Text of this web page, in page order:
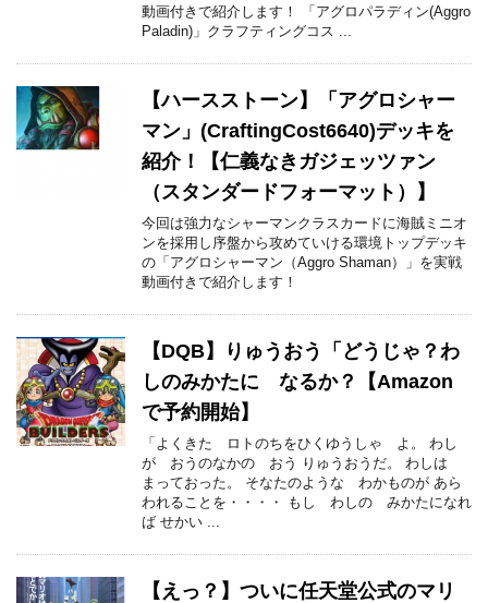
動画付きで紹介します！ 「アグロパラディン(Aggro
Paladin)」クラフティングコス ...
【ハースストーン】「アグロシャー
マン」(CraftingCost6640)デッキを
紹介！【仁義なきガジェッツァン
（スタンダードフォーマット）】
今回は強力なシャーマンクラスカードに海賊ミニオ
ンを採用し序盤から攻めていける環境トップデッキ
の「アグロシャーマン（Aggro Shaman）」を実戦
動画付きで紹介します！
【DQB】りゅうおう「どうじゃ？わ
しのみかたに なるか？【Amazon
で予約開始】
「よくきた ロトのちをひくゆうしゃ よ。 わし
が おうのなかの おう りゅうおうだ。 わしは
まっておった。 そなたのような わかものが あら
われることを・・・・ もし わしの みかたになれ
ば せかい ...
【えっ？】ついに任天堂公式のマリ